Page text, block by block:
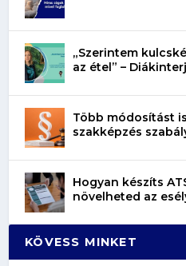
„Szerintem
az étel” –
Több módosítást
szakképzés
Hogyan készíts
növelheted az
KÖVESS MINKET